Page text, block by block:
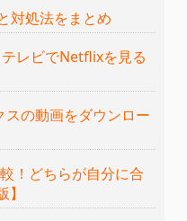
対処法をまとめ
レビでNetflixを見る
の動画をダウンロー
！どちらが自分に合